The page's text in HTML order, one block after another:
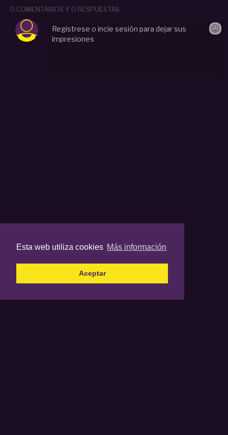
Esta web utiliza cookies Más información
Aceptar
0 COMENTARIOS Y 0 RESPUESTAS